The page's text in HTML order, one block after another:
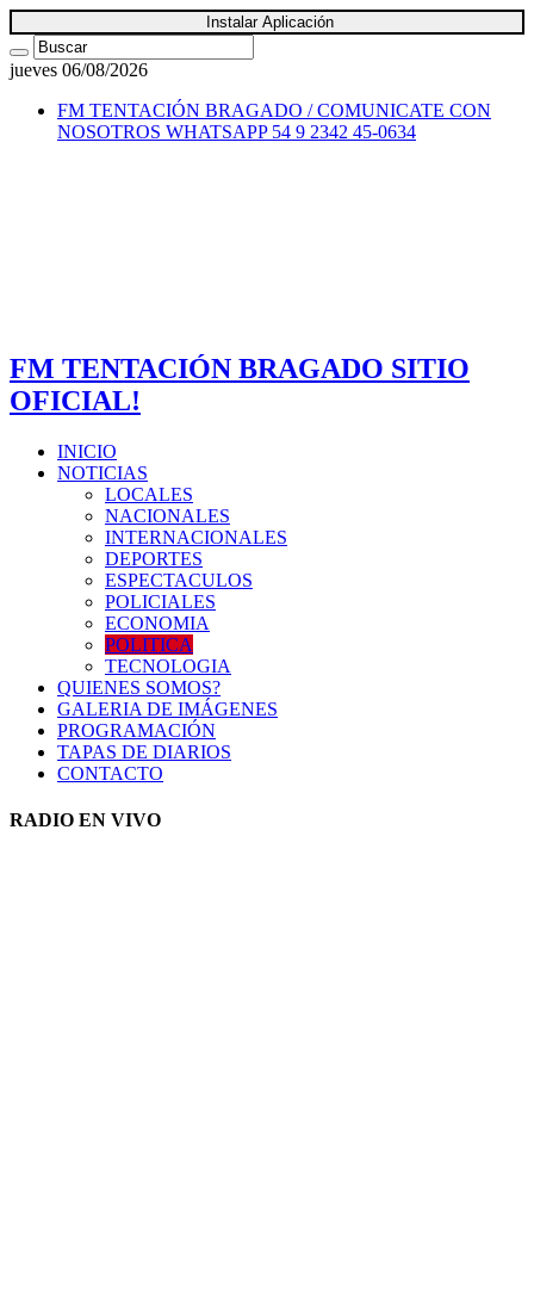
Instalar Aplicación
jueves 06/08/2026
FM TENTACIÓN BRAGADO / COMUNICATE CON
NOSOTROS WHATSAPP 54 9 2342 45-0634
FM TENTACIÓN BRAGADO SITIO
OFICIAL!
INICIO
NOTICIAS
LOCALES
NACIONALES
INTERNACIONALES
DEPORTES
ESPECTACULOS
POLICIALES
ECONOMIA
POLITICA
TECNOLOGIA
QUIENES SOMOS?
GALERIA DE IMÁGENES
PROGRAMACIÓN
TAPAS DE DIARIOS
CONTACTO
RADIO EN VIVO